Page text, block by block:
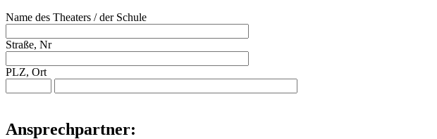
Name des Theaters / der Schule
Straße, Nr
PLZ, Ort
Ansprechpartner: